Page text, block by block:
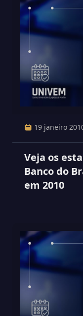
19 janeiro
Veja os
Banco do
em 2010